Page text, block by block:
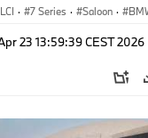
· 7 Series · Saloon ·
23 13:59:39 CEST 2026